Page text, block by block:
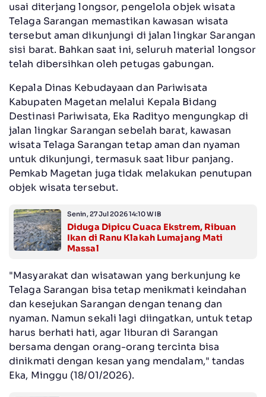
usai diterjang longsor, pengelola objek wisata
Telaga Sarangan memastikan kawasan wisata
tersebut aman dikunjungi di jalan lingkar Sarangan
sisi barat. Bahkan saat ini, seluruh material longsor
telah dibersihkan oleh petugas gabungan.
Kepala Dinas Kebudayaan dan Pariwisata
Kabupaten Magetan melalui Kepala Bidang
Destinasi Pariwisata, Eka Radityo mengungkap di
jalan lingkar Sarangan sebelah barat, kawasan
wisata Telaga Sarangan tetap aman dan nyaman
untuk dikunjungi, termasuk saat libur panjang.
Pemkab Magetan juga tidak melakukan penutupan
objek wisata tersebut.
Senin, 27 Jul 2026 14:10 WIB
Diduga Dipicu Cuaca Ekstrem, Ribuan
Ikan di Ranu Klakah Lumajang Mati
Massal
"Masyarakat dan wisatawan yang berkunjung ke
Telaga Sarangan bisa tetap menikmati keindahan
dan kesejukan Sarangan dengan tenang dan
nyaman. Namun sekali lagi diingatkan, untuk tetap
harus berhati hati, agar liburan di Sarangan
bersama dengan orang-orang tercinta bisa
dinikmati dengan kesan yang mendalam," tandas
Eka, Minggu (18/01/2026).